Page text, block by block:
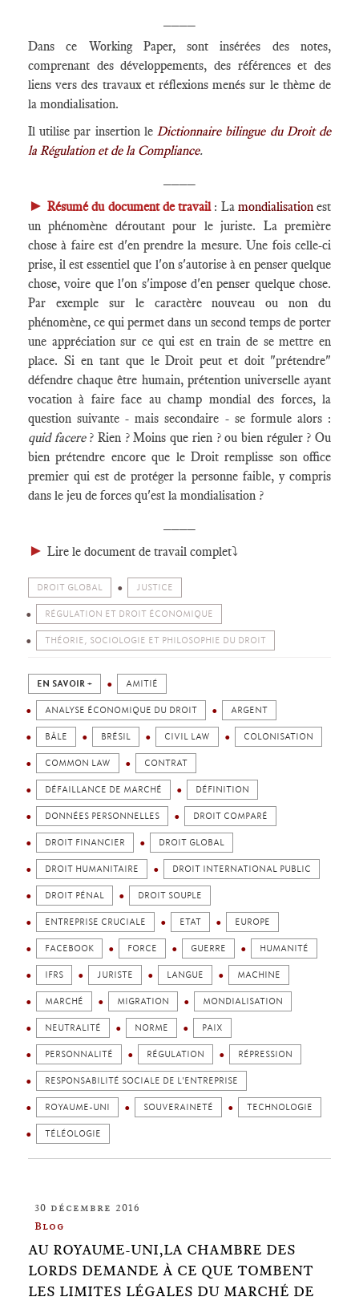
Dans ce Working Paper, sont insérées des notes,
comprenant des développements, des références et des
liens vers des travaux et réflexions menés sur le thème de
la mondialisation.
Il utilise par insertion leDictionnaire bilingue du Droit de
la Régulation et de la Compliance.
►Résumé du document de travail: La mondialisationest
un phénomène déroutant pour le juriste. La première
chose à faire est d'en prendre la mesure. Une fois celle-ci
prise, il est essentiel que l'on s'autorise à en penser quelque
chose, voire que l'on s'impose d'en penser quelque chose.
Par exemple sur le caractère nouveau ou non du
phénomène, ce qui permet dans un second temps de porter
une appréciation sur ce qui est en train de se mettre en
place. Si en tant que le Droit peut et doit "prétendre"
défendre chaque être humain, prétention universelle ayant
vocation à faire face au champ mondial des forces, la
question suivante - mais secondaire - se formule alors :
quid facere ? Rien ? Moins que rien ? ou bien réguler ? Ou
bien prétendre encore que le Droit remplisse son office
premier qui est de protéger la personne faible, y compris
dans le jeu de forces qu'est la mondialisation ?
► Lire le document de travail complet⤵️
DROIT GLOBAL JUSTICE
RÉGULATION ET DROIT ÉCONOMIQUE
THÉORIE, SOCIOLOGIE ET PHILOSOPHIE DU DROIT
EN SAVOIR + AMITIÉ
ANALYSE ÉCONOMIQUE DU DROIT ARGENT
BÂLE BRÉSIL CIVIL LAW COLONISATION
COMMON LAW CONTRAT
DÉFAILLANCE DE MARCHÉ DÉFINITION
DONNÉES PERSONNELLES DROIT COMPARÉ
DROIT FINANCIER DROIT GLOBAL
DROIT HUMANITAIRE DROIT INTERNATIONAL PUBLIC
DROIT PÉNAL DROIT SOUPLE
ENTREPRISE CRUCIALE ETAT EUROPE
FACEBOOK FORCE GUERRE HUMANITÉ
IFRS JURISTE LANGUE MACHINE
MARCHÉ MIGRATION MONDIALISATION
NEUTRALITÉ NORME PAIX
PERSONNALITÉ RÉGULATION RÉPRESSION
RESPONSABILITÉ SOCIALE DE L'ENTREPRISE
ROYAUME-UNI SOUVERAINETÉ TECHNOLOGIE
TÉLÉOLOGIE
30 décembre 2016
Blog
AU ROYAUME-UNI,LA CHAMBRE DES
LORDS DEMANDE À CE QUE TOMBENT
LES LIMITES LÉGALES DU MARCHÉ DE